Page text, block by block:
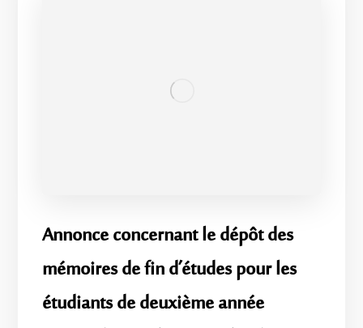
Annonce concernant le dépôt des
mémoires de fin d’études pour les
étudiants de deuxième année